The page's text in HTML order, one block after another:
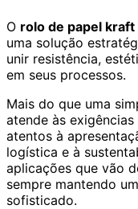
O rolo de papel
uma solução
unir resistência,
em seus processos.
Mais do que uma
atende às
atentos à
logística e à
aplicações que vão
sempre mantendo
sofisticado.